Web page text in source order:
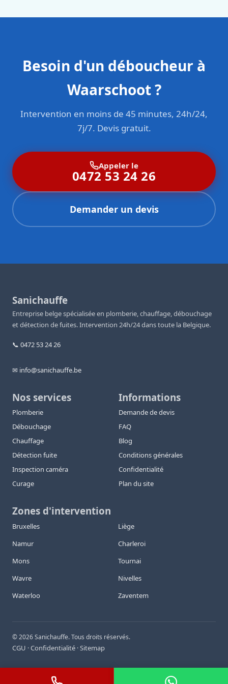
Besoin d'un déboucheur à
Waarschoot ?
Intervention en moins de 45 minutes, 24h/24,
7j/7. Devis gratuit.
Appeler le
0472 53 24 26
Demander un devis
Sanichauffe
Entreprise belge spécialisée en plomberie, chauffage, débouchage
et détection de fuites. Intervention 24h/24 dans toute la Belgique.
📞 0472 53 24 26
✉ info@sanichauffe.be
Nos services
Plomberie
Débouchage
Chauffage
Détection fuite
Inspection caméra
Curage
Informations
Demande de devis
FAQ
Blog
Conditions générales
Confidentialité
Plan du site
Zones d'intervention
Bruxelles
Liège
Namur
Charleroi
Mons
Tournai
Wavre
Nivelles
Waterloo
Zaventem
©2026Sanichauffe. Tous droits réservés.
CGU ·Confidentialité ·Sitemap